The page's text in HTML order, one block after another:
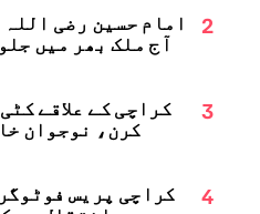
2
امام حسین رضی
آج ملک بھر میں
3
کراچی کے علاقے
کرن، نوجوان
4
کراچی پریس